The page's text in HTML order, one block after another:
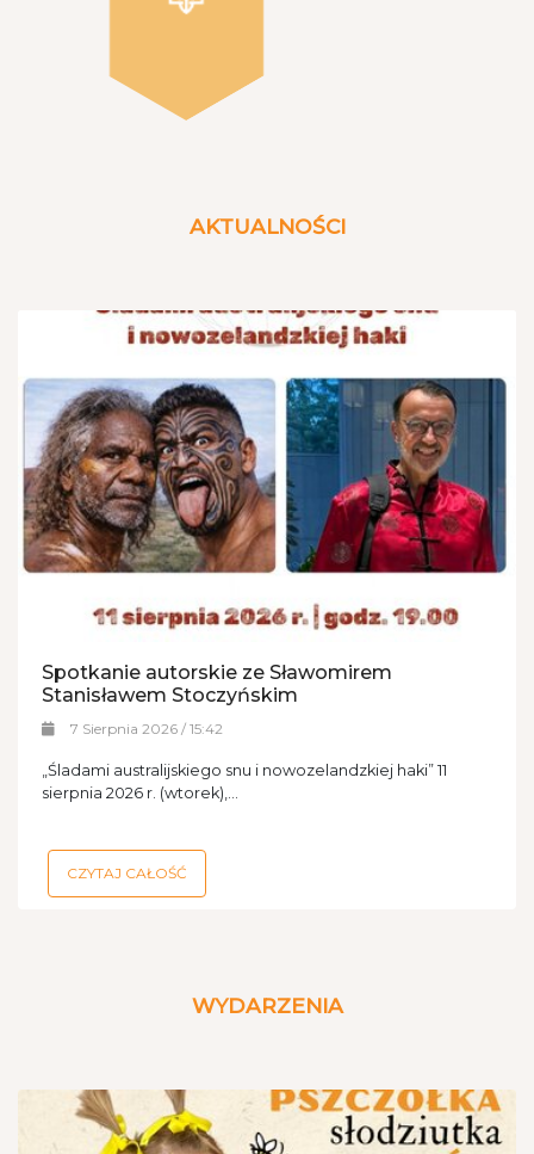
AKTUALNOŚCI
Spotkanie autorskie ze Sławomirem
Stanisławem Stoczyńskim
7 Sierpnia 2026 / 15:42
„Śladami australijskiego snu i nowozelandzkiej haki” 11
sierpnia 2026 r. (wtorek),...
CZYTAJ CAŁOŚĆ
WYDARZENIA